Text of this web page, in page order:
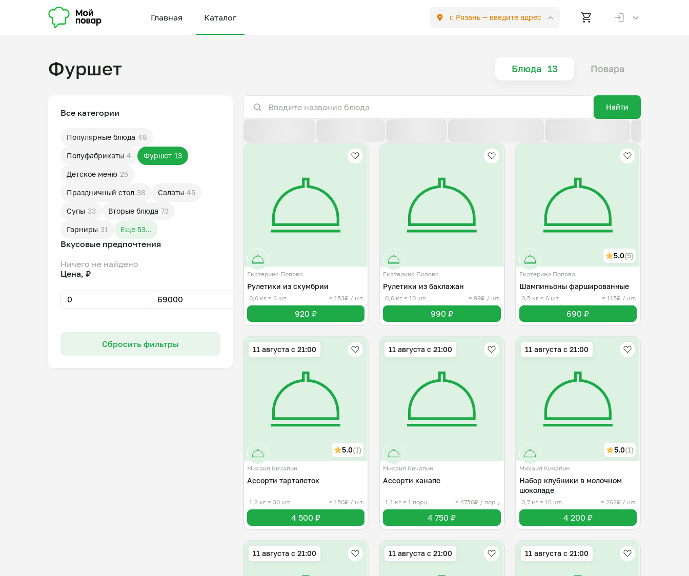
Главная Каталог г. Рязань — введите адрес
Фуршет Блюда 13 Повара
Все категории
Популярные блюда 48
Полуфабрикаты 4 Фуршет 13
Детское меню 25
Праздничный стол 38 Салаты 45
Супы 33 Вторые блюда 73
Гарниры 31 Еще 53...
Вкусовые предпочтения
Ничего не найдено
Цена, ₽
Сбросить фильтры
Найти
Екатерина Попова
Рулетики из скумбрии
0,6 кг ≈ 6 шт. ≈ 153₽ / шт.
920 ₽
Екатерина Попова
Рулетики из баклажан
0,6 кг≈ 10 шт. ≈ 99₽ / шт.
990 ₽
5.0(5)
Екатерина Попова
Шампиньоны фаршированные
0,5 кг ≈ 6 шт. ≈ 115₽ / шт.
690 ₽
11 августа с 21:00
5.0(1)
Михаил Кичапин
Ассорти тарталеток
1,2 кг ≈ 30 шт. ≈ 150₽ / шт.
4 500 ₽
11 августа с 21:00
Михаил Кичапин
Ассорти канапе
1,1 кг≈ 1 порц. ≈ 4750₽ / порц.
4 750 ₽
11 августа с 21:00
5.0(1)
Михаил Кичапин
Набор клубники в молочном
шоколаде
0,7 кг ≈ 16 шт. ≈ 262₽ / шт.
4 200 ₽
11 августа с 21:00 11 августа с 21:00 11 августа с 21:00